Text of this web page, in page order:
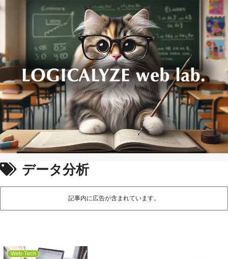
データ分析
記事内に広告が含まれています。
Web-Tech